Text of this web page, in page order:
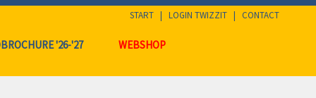
START | LOGIN TWIZZIT | CONTACT
'26-'27 WEBSHOP